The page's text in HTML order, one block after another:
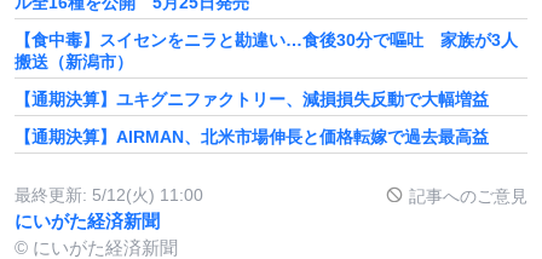
【食中毒】スイセンをニラと勘違い…食後30分で嘔吐 家族が3人
搬送（新潟市）
【通期決算】ユキグニファクトリー、減損損失反動で大幅増益
【通期決算】AIRMAN、北米市場伸長と価格転嫁で過去最高益
最終更新: 5/12(火) 11:00 記事へのご意見
にいがた経済新聞
© にいがた経済新聞